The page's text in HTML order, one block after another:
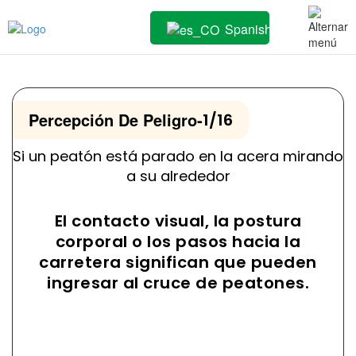
Spanish
Percepción De Peligro-1/16
Si un peatón está parado en la acera mirando
a su alrededor
El contacto visual, la postura
corporal o los pasos hacia la
carretera significan que pueden
ingresar al cruce de peatones.